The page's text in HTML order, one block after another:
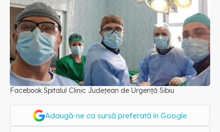
Facebook Spitalul Clinic Județean de Urgență Sibiu
Adaugă-ne ca sursă preferată în Google